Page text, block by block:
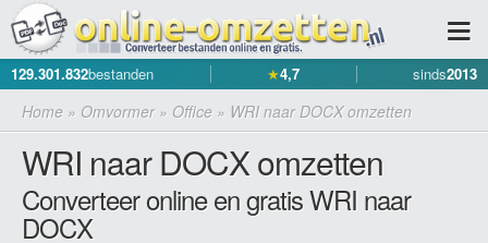
129.301.832bestanden ★4,7 sinds2013
Home » Omvormer» Office » WRI naar DOCX omzetten
WRI naar DOCX omzetten
Converteer online en gratis WRI naar
DOCX